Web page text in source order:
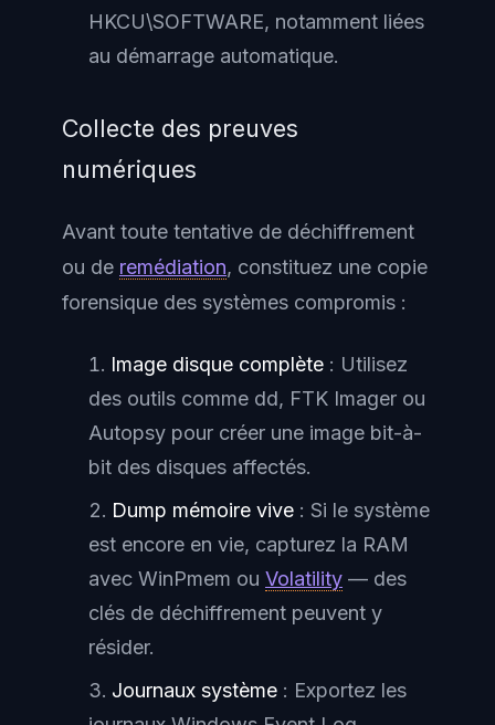
HKCU\SOFTWARE, notamment liées
au démarrage automatique.
Collecte des preuves
numériques
Avant toute tentative de déchiffrement
ou de remédiation, constituez une copie
forensique des systèmes compromis :
Image disque complète : Utilisez
des outils comme dd, FTK Imager ou
Autopsy pour créer une image bit-à-
bit des disques affectés.
Dump mémoire vive : Si le système
est encore en vie, capturez la RAM
avec WinPmem ou Volatility — des
clés de déchiffrement peuvent y
résider.
Journaux système : Exportez les